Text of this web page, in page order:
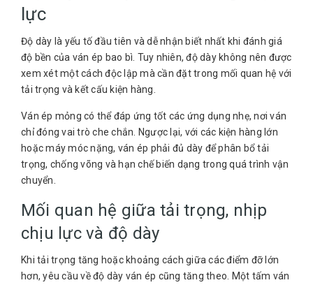
lực
Độ dày là yếu tố đầu tiên và dễ nhận biết nhất khi đánh giá
độ bền của ván ép bao bì. Tuy nhiên, độ dày không nên được
xem xét một cách độc lập mà cần đặt trong mối quan hệ với
tải trọng và kết cấu kiện hàng.
Ván ép mỏng có thể đáp ứng tốt các ứng dụng nhẹ, nơi ván
chỉ đóng vai trò che chắn. Ngược lại, với các kiện hàng lớn
hoặc máy móc nặng, ván ép phải đủ dày để phân bổ tải
trọng, chống võng và hạn chế biến dạng trong quá trình vận
chuyển.
Mối quan hệ giữa tải trọng, nhịp
chịu lực và độ dày
Khi tải trọng tăng hoặc khoảng cách giữa các điểm đỡ lớn
hơn, yêu cầu về độ dày ván ép cũng tăng theo. Một tấm ván